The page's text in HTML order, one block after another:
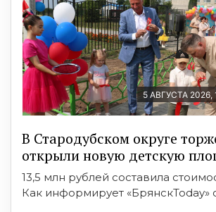
5 АВГУСТА 2026,
В Стародубском округе
открыли новую детскую
13,5 млн рублей составила
Как информирует «БрянскToday»